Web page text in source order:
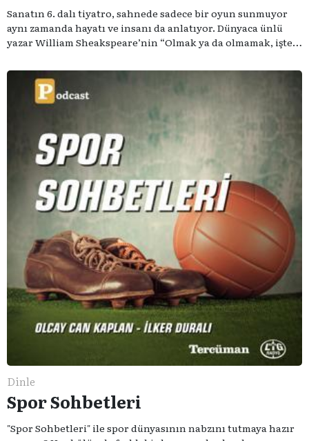
Sanatın 6. dalı tiyatro, sahnede sadece bir oyun sunmuyor
aynı zamanda hayatı ve insanı da anlatıyor. Dünyaca ünlü
yazar William Sheakspeare’nin “Olmak ya da olmamak, işte
serimizde; tiyatroyu, alanının uzman isimleriyle
konuşuyoruz..
Dinle
Spor Sohbetleri
"Spor Sohbetleri" ile spor dünyasının nabzını tutmaya hazır